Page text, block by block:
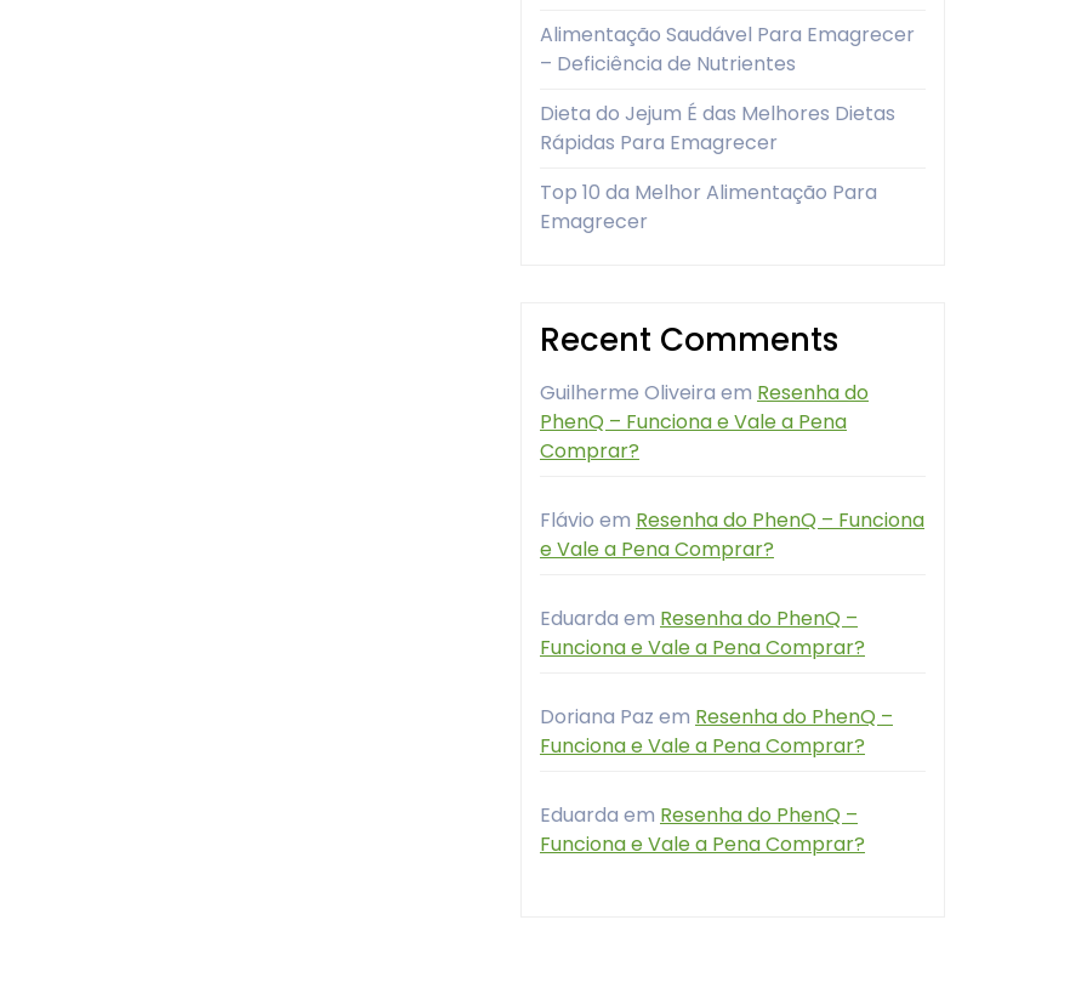
Alimentação Saudável Para Emagrecer
– Deficiência de Nutrientes
Dieta do Jejum É das Melhores Dietas
Rápidas Para Emagrecer
Top 10 da Melhor Alimentação Para
Emagrecer
Recent Comments
Guilherme Oliveira em Resenha do
PhenQ – Funciona e Vale a Pena
Comprar?
Flávio em Resenha do PhenQ – Funciona
e Vale a Pena Comprar?
Eduarda em Resenha do PhenQ –
Funciona e Vale a Pena Comprar?
Doriana Paz em Resenha do PhenQ –
Funciona e Vale a Pena Comprar?
Eduarda em Resenha do PhenQ –
Funciona e Vale a Pena Comprar?